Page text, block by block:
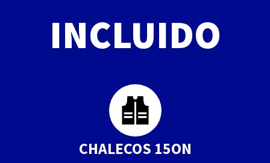
INCLUIDO
CHALECOS 15ON